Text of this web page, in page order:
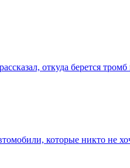
откуда берется
которые никто не